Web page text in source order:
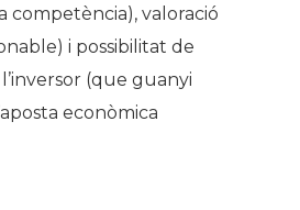
competència), valoració
i possibilitat de
(que guanyi
econòmica